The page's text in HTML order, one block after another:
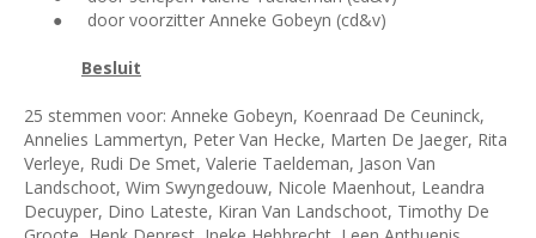
●
door voorzitter Anneke Gobeyn (cd&v)
Besluit
25 stemmen voor: Anneke Gobeyn, Koenraad De Ceuninck,
Annelies Lammertyn, Peter Van Hecke, Marten De Jaeger, Rita
Verleye, Rudi De Smet, Valerie Taeldeman, Jason Van
Landschoot, Wim Swyngedouw, Nicole Maenhout, Leandra
Decuyper, Dino Lateste, Kiran Van Landschoot, Timothy De